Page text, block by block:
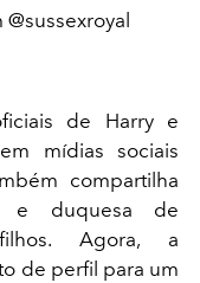
de Harry e
mídias sociais
compartilha
e duquesa de
Agora, a
de perfil para um